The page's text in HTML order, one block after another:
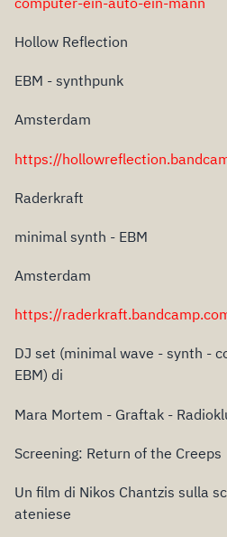
Hollow Reflection
EBM - synthpunk
Amsterdam
https://
Raderkraft
minimal synth - EBM
Amsterdam
https://
DJ set (minimal wave - synth -
EBM) di
Mara Mortem - Graftak -
Screening: Return of the Creeps
Un film di Nikos Chantzis sulla
ateniese